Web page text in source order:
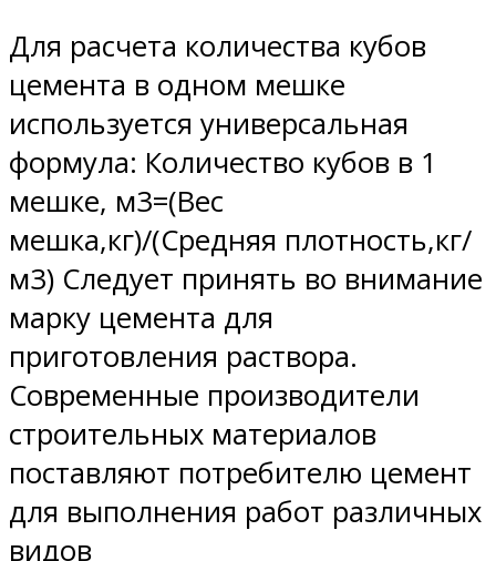
Для расчета количества кубов
цемента в одном мешке
используется универсальная
формула: Количество кубов в 1
мешке, м3=(Вес
мешка,кг)/(Средняя плотность,кг/
м3) Следует принять во внимание
марку цемента для
приготовления раствора.
Современные производители
строительных материалов
поставляют потребителю цемент
для выполнения работ различных
видов